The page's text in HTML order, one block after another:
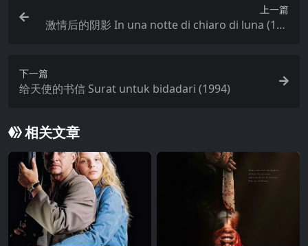
上一篇
激情后的阴影 In una notte di chiaro di luna (198
下一篇
给天使的书信 Surat untuk bidadari (1994)
相关文章